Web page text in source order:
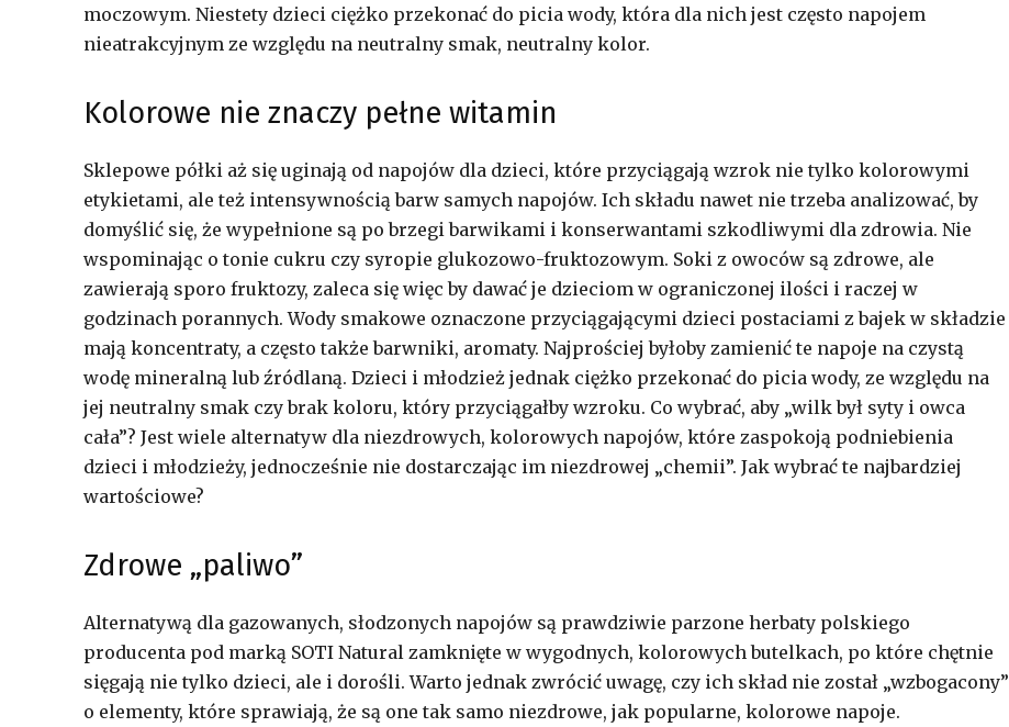
moczowym. Niestety dzieci ciężko przekonać do picia wody, która dla nich jest często napojem
nieatrakcyjnym ze względu na neutralny smak, neutralny kolor.
Kolorowe nie znaczy pełne witamin
Sklepowe półki aż się uginają od napojów dla dzieci, które przyciągają wzrok nie tylko kolorowymi
etykietami, ale też intensywnością barw samych napojów. Ich składu nawet nie trzeba analizować, by
domyślić się, że wypełnione są po brzegi barwikami i konserwantami szkodliwymi dla zdrowia. Nie
wspominając o tonie cukru czy syropie glukozowo-fruktozowym. Soki z owoców są zdrowe, ale
zawierają sporo fruktozy, zaleca się więc by dawać je dzieciom w ograniczonej ilości i raczej w
godzinach porannych. Wody smakowe oznaczone przyciągającymi dzieci postaciami z bajek w składzie
mają koncentraty, a często także barwniki, aromaty. Najprościej byłoby zamienić te napoje na czystą
wodę mineralną lub źródlaną. Dzieci i młodzież jednak ciężko przekonać do picia wody, ze względu na
jej neutralny smak czy brak koloru, który przyciągałby wzroku. Co wybrać, aby „wilk był syty i owca
cała”? Jest wiele alternatyw dla niezdrowych, kolorowych napojów, które zaspokoją podniebienia
dzieci i młodzieży, jednocześnie nie dostarczając im niezdrowej „chemii”. Jak wybrać te najbardziej
wartościowe?
Zdrowe „paliwo”
Alternatywą dla gazowanych, słodzonych napojów są prawdziwie parzone herbaty polskiego
producenta pod marką SOTI Natural zamknięte w wygodnych, kolorowych butelkach, po które chętnie
sięgają nie tylko dzieci, ale i dorośli. Warto jednak zwrócić uwagę, czy ich skład nie został „wzbogacony”
o elementy, które sprawiają, że są one tak samo niezdrowe, jak popularne, kolorowe napoje.